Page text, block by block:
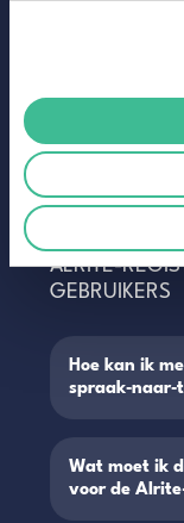
ALRITE-
GEBRUIKERS
Hoe kan ik
Wat moet ik
voor de